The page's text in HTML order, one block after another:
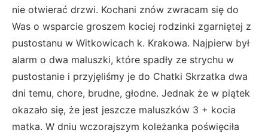
nie otwierać drzwi. Kochani znów zwracam się do
Was o wsparcie groszem kociej rodzinki zgarniętej z
pustostanu w Witkowicach k. Krakowa. Najpierw był
alarm o dwa maluszki, które spadły ze strychu w
pustostanie i przyjęliśmy je do Chatki Skrzatka dwa
dni temu, chore, brudne, głodne. Jednak że w piątek
okazało się, że jest jeszcze maluszków 3 + kocia
matka. W dniu wczorajszym koleżanka poświęciła